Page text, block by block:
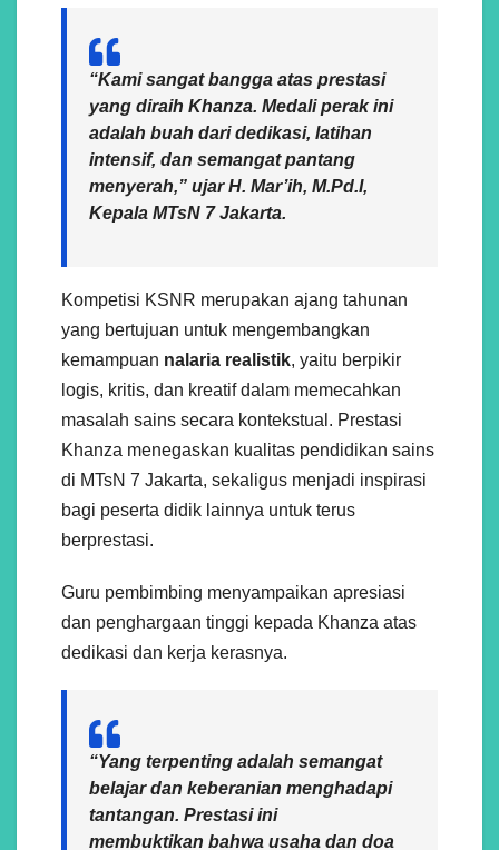
“Kami sangat bangga atas prestasi
yang diraih Khanza. Medali perak ini
adalah buah dari dedikasi, latihan
intensif, dan semangat pantang
menyerah,” ujarH. Mar’ih, M.Pd.I,
Kepala MTsN 7 Jakarta.
Kompetisi KSNR merupakan ajang tahunan
yang bertujuan untuk mengembangkan
kemampuan nalaria realistik, yaitu berpikir
logis, kritis, dan kreatif dalam memecahkan
masalah sains secara kontekstual. Prestasi
Khanza menegaskan kualitas pendidikan sains
di MTsN 7 Jakarta, sekaligus menjadi inspirasi
bagi peserta didik lainnya untuk terus
berprestasi.
Guru pembimbing menyampaikan apresiasi
dan penghargaan tinggi kepada Khanza atas
dedikasi dan kerja kerasnya.
“Yang terpenting adalah semangat
belajar dan keberanian menghadapi
tantangan. Prestasi ini
membuktikan bahwa usaha dan doa